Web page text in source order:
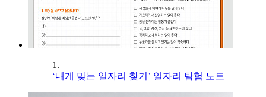
1.
‘내게 맞는 일자리 찾기’ 일자리 탐험 노트